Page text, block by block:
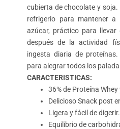
cubierta de chocolate y
refrigerio para mantener
azúcar, práctico para
después de la actividad
ingesta diaria de
para alegrar todos los
CARACTERISTICAS:
36% de Proteína Whey
Delicioso Snack post
Ligera y fácil de digerir.
Equilibrio de